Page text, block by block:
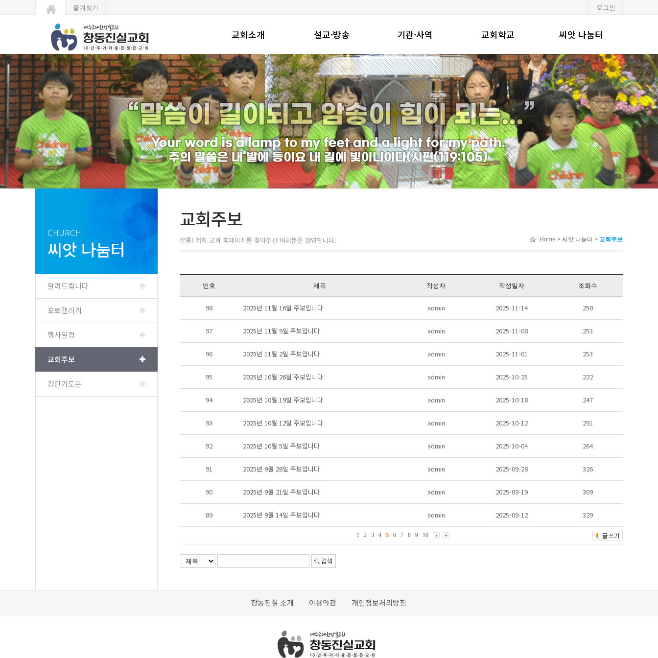
즐겨찾기 로그인
교회소개
창동진실교회는
교회연혁
예배안내
섬기는 이들
찾아오시는길
설교·방송
주일설교
수요밤예배
금요밤기도회
온라인성경공부
특별영상
기관·사역
기관
지역사회와함께
선교사역
교회학교
유·초등부
중·고등부
청년부
씨앗 나눔터
알려드립니다
포토갤러리
행사일정
교회주보
강단기도문
CHURCH
씨앗 나눔터
알려드립니다
포토갤러리
행사일정
교회주보
강단기도문
교회주보
샬롬! 저희 교회 홈페이지를 찾아주신 여러분을 환영합니다. Home > 씨앗 나눔터 > 교회주보
번호 제목 작성자 작성일자 조회수
98 2025년 11월 16일 주보입니다 admin 2025-11-14 258
97 2025년 11월 9일 주보입니다 admin 2025-11-08 253
96 2025년 11월 2일 주보입니다 admin 2025-11-01 253
95 2025년 10월 26일 주보입니다 admin 2025-10-25 222
94 2025년 10월 19일 주보입니다 admin 2025-10-18 247
93 2025년 10월 12일 주보입니다 admin 2025-10-12 291
92 2025년 10월 5일 주보입니다 admin 2025-10-04 264
91 2025년 9월 28일 주보입니다 admin 2025-09-28 326
90 2025년 9월 21일 주보입니다 admin 2025-09-19 309
89 2025년 9월 14일 주보입니다 admin 2025-09-12 329
1 2 3 4 5 6 7 8 9 10
창동진실 소개 이용약관 개인정보처리방침